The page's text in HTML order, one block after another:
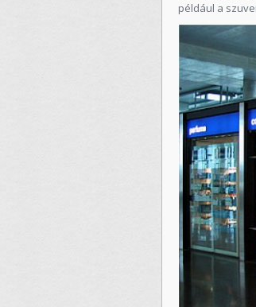
például a